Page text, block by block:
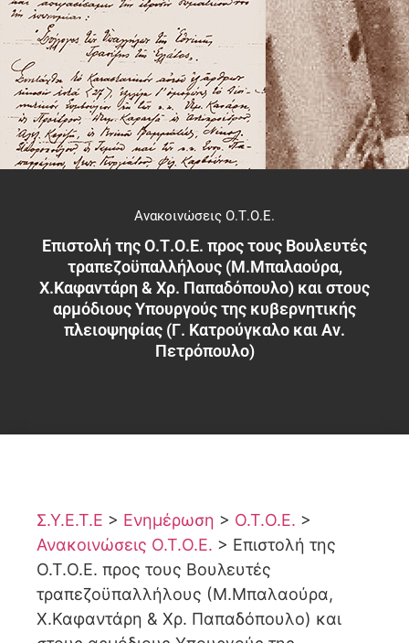
Ανακοινώσεις Ο.Τ.Ο.Ε.
Επιστολή της Ο.Τ.Ο.Ε. προς τους Βουλευτές
τραπεζοϋπαλλήλους (Μ.Μπαλαούρα,
Χ.Καφαντάρη & Χρ. Παπαδόπουλο) και στους
αρμόδιους Υπουργούς της κυβερνητικής
πλειοψηφίας (Γ. Κατρούγκαλο και Αν.
Πετρόπουλο)
Σ.Υ.Ε.Τ.Ε > Ενημέρωση > Ο.Τ.Ο.Ε. >
Ανακοινώσεις Ο.Τ.Ο.Ε. > Επιστολή της
Ο.Τ.Ο.Ε. προς τους Βουλευτές
τραπεζοϋπαλλήλους (Μ.Μπαλαούρα,
Χ.Καφαντάρη & Χρ. Παπαδόπουλο) και